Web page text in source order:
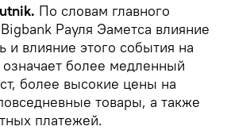
По словам главного
Рауля Эаметса влияние
и влияние этого события на
более медленный
более высокие цены на
товары, а также
платежей.